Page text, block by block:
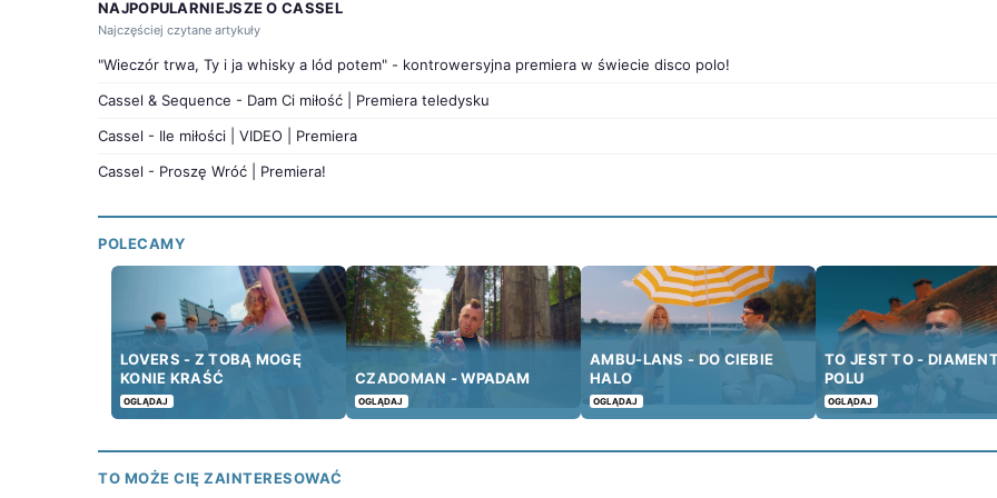
NAJPOPULARNIEJSZE O CASSEL
Najczęściej czytane artykuły
"Wieczór trwa, Ty i ja whisky a lód potem" - kontrowersyjna premiera w świecie disco polo!
Cassel & Sequence - Dam Ci miłość | Premiera teledysku
Cassel - Ile miłości | VIDEO | Premiera
Cassel - Proszę Wróć | Premiera!
POLECAMY
LOVERS - Z TOBĄ MOGĘ
KONIE KRAŚĆ
OGLĄDAJ
CZADOMAN - WPADAM
OGLĄDAJ
AMBU-LANS - DO CIEBIE
HALO
OGLĄDAJ
TO JEST TO -
POLU
OGLĄDAJ
TO MOŻE CIĘ ZAINTERESOWAĆ